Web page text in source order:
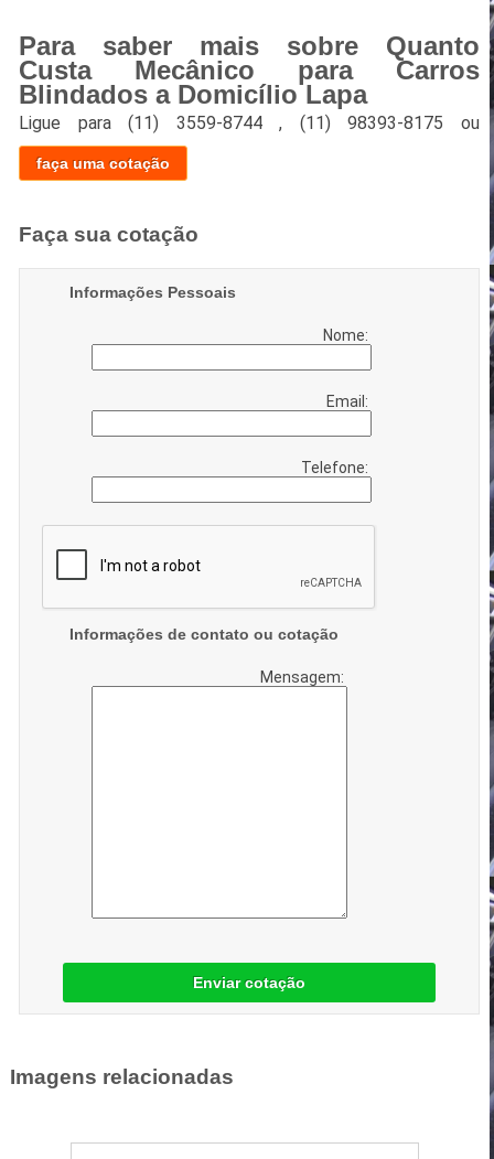
Para saber mais sobre Quanto
Custa Mecânico para Carros
Blindados a Domicílio Lapa
Ligue para(11) 3559-8744 , (11) 98393-8175 ou
faça uma cotação
Faça sua cotação
Informações Pessoais
Nome:
Email:
Telefone:
Informações de contato ou cotação
Mensagem:
Enviar cotação
Imagens relacionadas